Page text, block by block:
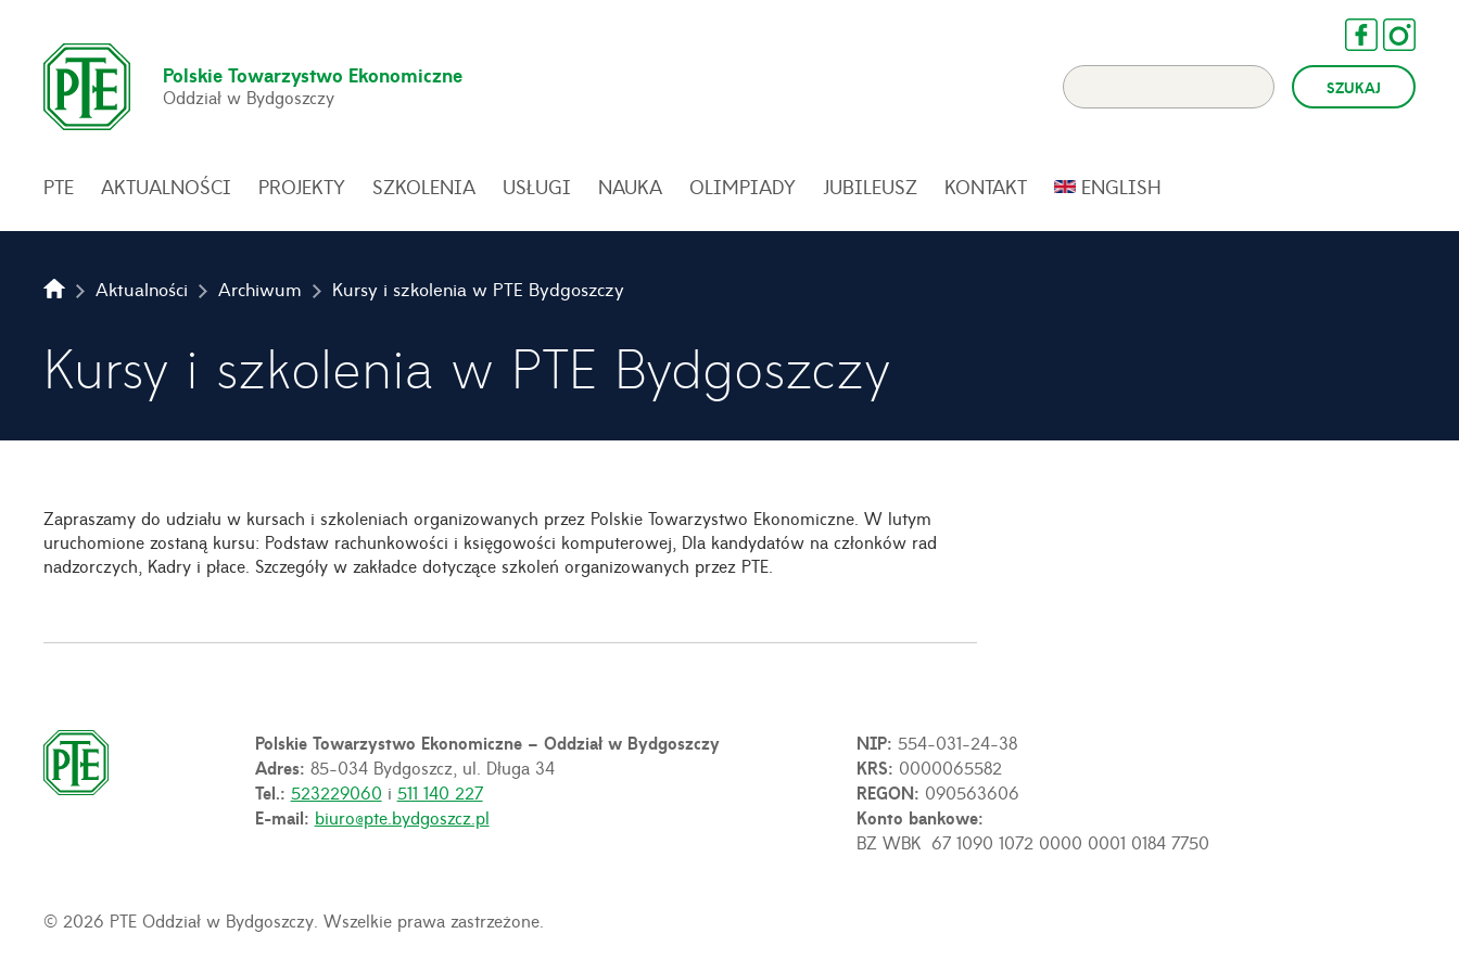
Polskie Towarzystwo Ekonomiczne
Oddział w Bydgoszczy
PTE AKTUALNOŚCI PROJEKTY SZKOLENIA USŁUGI NAUKA OLIMPIADY JUBILEUSZ KONTAKT ENGLISH
Aktualności Archiwum Kursy i szkolenia w PTE Bydgoszczy
Kursy i szkolenia w PTE Bydgoszczy
Zapraszamy do udziału w kursach i szkoleniach organizowanych przez Polskie Towarzystwo Ekonomiczne. W lutym
uruchomione zostaną kursu: Podstaw rachunkowości i księgowości komputerowej, Dla kandydatów na członków rad
nadzorczych, Kadry i płace. Szczegóły w zakładce dotyczące szkoleń organizowanych przez PTE.
Polskie Towarzystwo Ekonomiczne – Oddział w Bydgoszczy
Adres: 85-034 Bydgoszcz, ul. Długa 34
Tel.: 523229060 i 511 140 227
E-mail: biuro@pte.bydgoszcz.pl
NIP:554-031-24-38
KRS: 0000065582
REGON: 090563606
Konto bankowe:
BZ WBK 67 1090 1072 0000 0001 0184 7750
© 2026 PTE Oddział w Bydgoszczy. Wszelkie prawa zastrzeżone.